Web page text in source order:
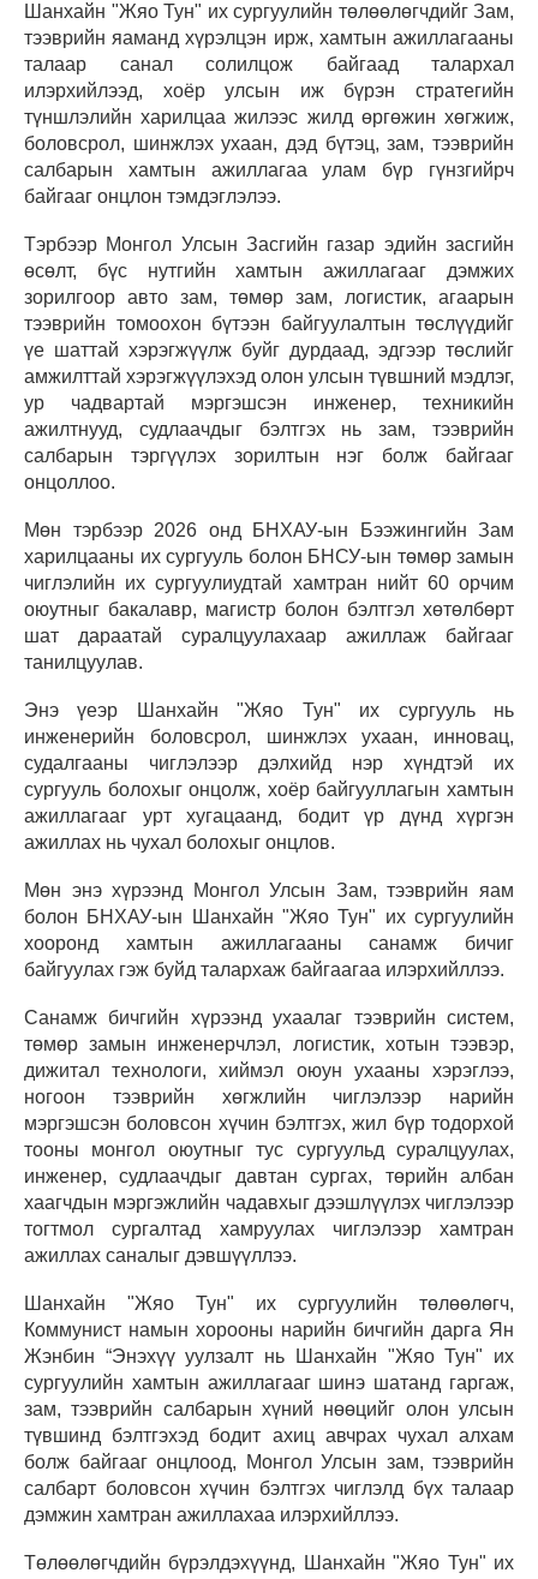
Шанхайн "Жяо Тун" их сургуулийн төлөөлөгчдийг Зам,
тээврийн яаманд хүрэлцэн ирж, хамтын ажиллагааны
талаар санал солилцож байгаад талархал
илэрхийлээд, хоёр улсын иж бүрэн стратегийн
түншлэлийн харилцаа жилээс жилд өргөжин хөгжиж,
боловсрол, шинжлэх ухаан, дэд бүтэц, зам, тээврийн
салбарын хамтын ажиллагаа улам бүр гүнзгийрч
байгааг онцлон тэмдэглэлээ.
Тэрбээр Монгол Улсын Засгийн газар эдийн засгийн
өсөлт, бүс нутгийн хамтын ажиллагааг дэмжих
зорилгоор авто зам, төмөр зам, логистик, агаарын
тээврийн томоохон бүтээн байгуулалтын төслүүдийг
үе шаттай хэрэгжүүлж буйг дурдаад, эдгээр төслийг
амжилттай хэрэгжүүлэхэд олон улсын түвшний мэдлэг,
ур чадвартай мэргэшсэн инженер, техникийн
ажилтнууд, судлаачдыг бэлтгэх нь зам, тээврийн
салбарын тэргүүлэх зорилтын нэг болж байгааг
онцоллоо.
Мөн тэрбээр 2026 онд БНХАУ-ын Бээжингийн Зам
харилцааны их сургууль болон БНСУ-ын төмөр замын
чиглэлийн их сургуулиудтай хамтран нийт 60 орчим
оюутныг бакалавр, магистр болон бэлтгэл хөтөлбөрт
шат дараатай суралцуулахаар ажиллаж байгааг
танилцуулав.
Энэ үеэр Шанхайн "Жяо Тун" их сургууль нь
инженерийн боловсрол, шинжлэх ухаан, инновац,
судалгааны чиглэлээр дэлхийд нэр хүндтэй их
сургууль болохыг онцолж, хоёр байгууллагын хамтын
ажиллагааг урт хугацаанд, бодит үр дүнд хүргэн
ажиллах нь чухал болохыг онцлов.
Мөн энэ хүрээнд Монгол Улсын Зам, тээврийн яам
болон БНХАУ-ын Шанхайн "Жяо Тун" их сургуулийн
хооронд хамтын ажиллагааны санамж бичиг
байгуулах гэж буйд талархаж байгаагаа илэрхийллээ.
Санамж бичгийн хүрээнд ухаалаг тээврийн систем,
төмөр замын инженерчлэл, логистик, хотын тээвэр,
дижитал технологи, хиймэл оюун ухааны хэрэглээ,
ногоон тээврийн хөгжлийн чиглэлээр нарийн
мэргэшсэн боловсон хүчин бэлтгэх, жил бүр тодорхой
тооны монгол оюутныг тус сургуульд суралцуулах,
инженер, судлаачдыг давтан сургах, төрийн албан
хаагчдын мэргэжлийн чадавхыг дээшлүүлэх чиглэлээр
тогтмол сургалтад хамруулах чиглэлээр хамтран
ажиллах саналыг дэвшүүллээ.
Шанхайн "Жяо Тун" их сургуулийн төлөөлөгч,
Коммунист намын хорооны нарийн бичгийн дарга Ян
Жэнбин “Энэхүү уулзалт нь Шанхайн "Жяо Тун" их
сургуулийн хамтын ажиллагааг шинэ шатанд гаргаж,
зам, тээврийн салбарын хүний нөөцийг олон улсын
түвшинд бэлтгэхэд бодит ахиц авчрах чухал алхам
болж байгааг онцлоод, Монгол Улсын зам, тээврийн
салбарт боловсон хүчин бэлтгэх чиглэлд бүх талаар
дэмжин хамтран ажиллахаа илэрхийллээ.
Төлөөлөгчдийн бүрэлдэхүүнд, Шанхайн "Жяо Тун" их